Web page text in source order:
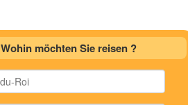
Wohin möchten Sie reisen ?